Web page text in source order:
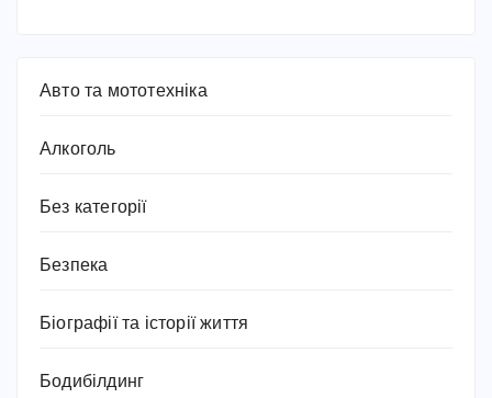
Авто та мототехніка
Алкоголь
Без категорії
Безпека
Біографії та історії життя
Бодибілдинг